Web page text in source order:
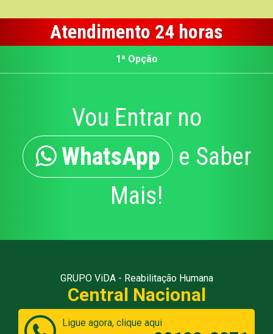
Atendimento 24 horas
1ª Opção
Vou Entrar no
WhatsApp e Saber
Mais!
GRUPO ViDA - Reabilitação Humana
Central Nacional
Ligue agora, clique aqui